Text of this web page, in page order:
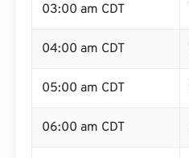
03:00 am CDT
04:00 am CDT
05:00 am CDT
06:00 am CDT